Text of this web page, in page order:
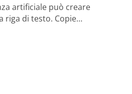
artificiale può creare
riga di testo. Copie…